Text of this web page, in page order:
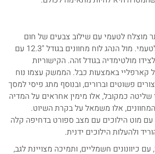
מוצלח לטעמי עם שילוב צבעים של חום
ושחור שעובד נהדר לטעמי. מול הנהג לוח מחוונים בגודל "12.3 עם
מולטימדיה בגודל זהה. הקישוריות
קארפליי באמצעות כבל. הממשק עצמו נוח
פשוטים וברורים, ובנוסף מתג פיסי למסך
כמקובל, אלו מימין אחראים על המדיה
אלו משמאל על בקרת השיוט.
עם מוט הילוכים עם מצב ספורט בדחיפה קלה
ולהעלות הילוכים ידנית.
כיוונונים חשמליים, ותמיכה מצויינת לגב,